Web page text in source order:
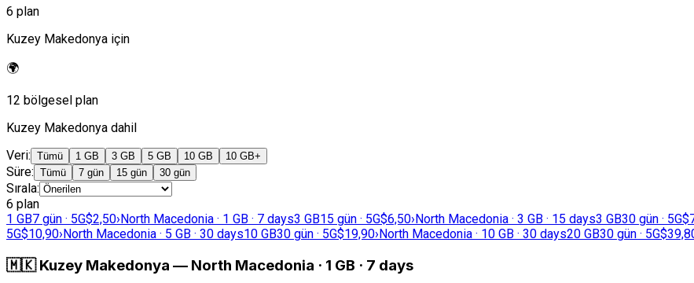
6 plan
Kuzey Makedonya için
🌍
12 bölgesel plan
Kuzey Makedonya dahil
Veri: Tümü 1 GB 3 GB 5 GB 10 GB 10 GB+
Süre: Tümü 7 gün 15 gün 30 gün
Sırala:
6 plan
1 GB7 gün · 5G$2,50›North Macedonia · 1 GB · 7 days3 GB15 gün · 5G$6,50›North Macedonia · 3 GB · 15 days3 GB30 gün · 5G
5G$10,90›North Macedonia · 5 GB · 30 days10 GB30 gün · 5G$19,90›North Macedonia · 10 GB · 30 days20 GB30 gün · 5G
🇲🇰 Kuzey Makedonya — North Macedonia · 1 GB · 7 days